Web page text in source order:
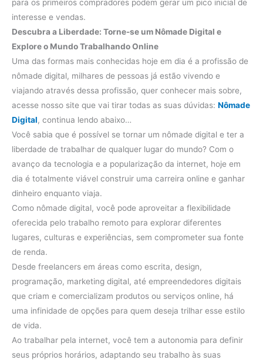
para os primeiros compradores podem gerar um pico inicial de
interesse e vendas.
Descubra a Liberdade: Torne-se um Nômade Digital e
Explore o Mundo Trabalhando Online
Uma das formas mais conhecidas hoje em dia é a profissão de
nômade digital, milhares de pessoas já estão vivendo e
viajando através dessa profissão, quer conhecer mais sobre,
acesse nosso site que vai tirar todas as suas dúvidas: Nômade
Digital, continua lendo abaixo…
Você sabia que é possível se tornar um nômade digital e ter a
liberdade de trabalhar de qualquer lugar do mundo? Com o
avanço da tecnologia e a popularização da internet, hoje em
dia é totalmente viável construir uma carreira online e ganhar
dinheiro enquanto viaja.
Como nômade digital, você pode aproveitar a flexibilidade
oferecida pelo trabalho remoto para explorar diferentes
lugares, culturas e experiências, sem comprometer sua fonte
de renda.
Desde freelancers em áreas como escrita, design,
programação, marketing digital, até empreendedores digitais
que criam e comercializam produtos ou serviços online, há
uma infinidade de opções para quem deseja trilhar esse estilo
de vida.
Ao trabalhar pela internet, você tem a autonomia para definir
seus próprios horários, adaptando seu trabalho às suas